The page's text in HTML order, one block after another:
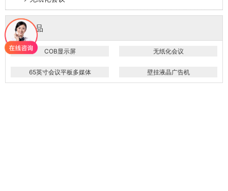
推荐产品
COB显示屏 无纸化会议
65英寸会议平板多媒体 壁挂液晶广告机